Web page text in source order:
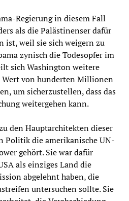
Regierung in diesem Fall
als die Palästinenser dafür
ist, weil sie sich weigern zu
zynisch die Todesopfer im
sich Washington weitere
von hunderten Millionen
um sicherzustellen, dass das
weitergehen kann.
den Hauptarchitekten dieser
Politik die amerikanische UN-
gehört. Sie war dafür
als einziges Land die
abgelehnt haben, die
untersuchen sollte. Sie